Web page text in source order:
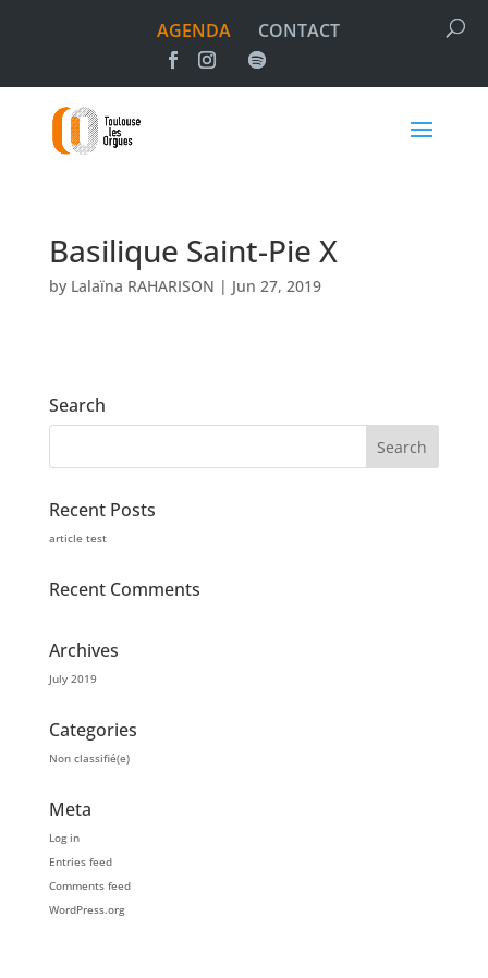
AGENDA CONTACT
Basilique Saint-Pie X
by Lalaïna RAHARISON | Jun 27, 2019
Search
Recent Posts
article test
Recent Comments
Archives
July 2019
Categories
Non classifié(e)
Meta
Log in
Entries feed
Comments feed
WordPress.org